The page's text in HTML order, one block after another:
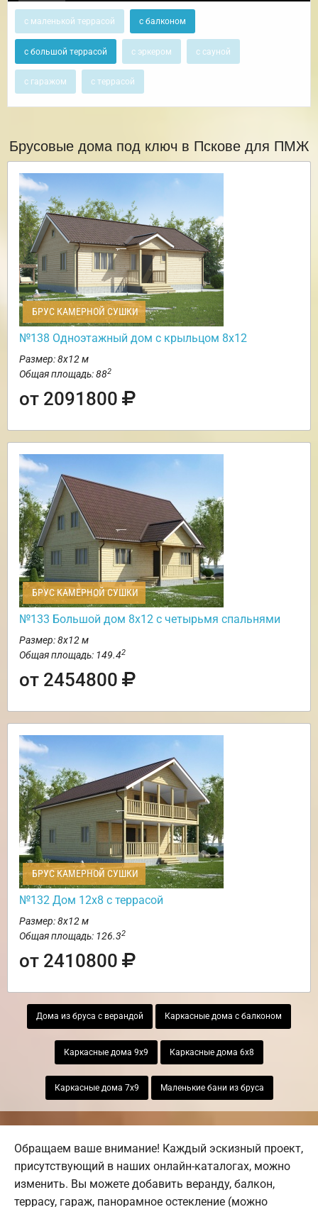
с маленькой террасой с балконом
с большой террасой с эркером с сауной
с гаражом с террасой
Брусовые дома под ключ в Пскове для ПМЖ
БРУС КАМЕРНОЙ СУШКИ
№138 Одноэтажный дом с крыльцом 8х12
Размер: 8х12 м
Общая площадь: 882
от 2091800
БРУС КАМЕРНОЙ СУШКИ
№133 Большой дом 8х12 с четырьмя спальнями
Размер: 8х12 м
Общая площадь: 149.42
от 2454800
БРУС КАМЕРНОЙ СУШКИ
№132 Дом 12х8 с террасой
Размер: 8х12 м
Общая площадь: 126.32
от 2410800
Дома из бруса с верандой Каркасные дома с балконом
Каркасные дома 9х9 Каркасные дома 6х8
Каркасные дома 7х9 Маленькие бани из бруса
Обращаем ваше внимание! Каждый эскизный проект,
присутствующий в наших онлайн-каталогах, можно
изменить. Вы можете добавить веранду, балкон,
террасу, гараж, панорамное остекление (можно